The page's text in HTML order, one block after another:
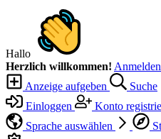
Hallo
Herzlich willkommen!
Anzeige aufgeben
Suche
Einloggen
Konto
Sprache auswählen